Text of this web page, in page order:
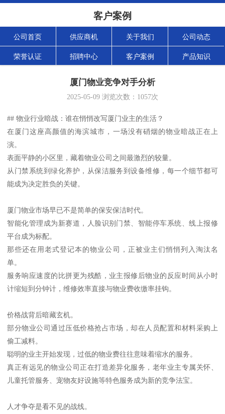
客户案例
公司首页 供应商机 关于我们 公司动态
荣誉认证 招聘中心 客户案例 产品知识
厦门物业竞争对手分析
2025-05-09 浏览次数： 1057次
## 物业行业暗战：谁在悄悄改写厦门业主的生活？
在厦门这座高颜值的海滨城市，一场没有硝烟的物业暗战正在上
演。
表面平静的小区里，藏着物业公司之间最激烈的较量。
从门禁系统到绿化养护，从保洁服务到设备维修，每一个细节都可
能成为决定胜负的关键。
厦门物业市场早已不是简单的保安保洁时代。
智能化管理成为新赛道，人脸识别门禁、智能停车系统、线上报修
平台成为标配。
那些还在用老式登记本的物业公司，正被业主们悄悄列入淘汰名
单。
服务响应速度的比拼更为残酷，业主报修后物业的反应时间从小时
计缩短到分钟计，维修效率直接与物业费收缴率挂钩。
价格战背后暗藏玄机。
部分物业公司通过压低价格抢占市场，却在人员配置和材料采购上
偷工减料。
聪明的业主开始发现，过低的物业费往往意味着缩水的服务。
真正有远见的物业公司正在打造差异化服务，老年业主专属关怀、
儿童托管服务、宠物友好设施等特色服务成为新的竞争法宝。
人才争夺是看不见的战线。